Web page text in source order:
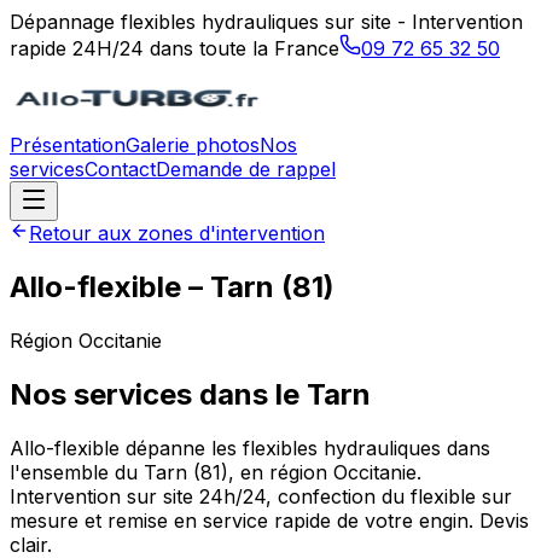
Dépannage flexibles hydrauliques sur site - Intervention
rapide 24H/24 dans toute la France
09 72 65 32 50
PrésentationGalerie photosNos
servicesContactDemande de rappel
Retour aux zones d'intervention
Allo-flexible – Tarn (81)
Région Occitanie
Nos services dans le Tarn
Allo-flexible dépanne les flexibles hydrauliques dans
l'ensemble du Tarn (81), en région Occitanie.
Intervention sur site 24h/24, confection du flexible sur
mesure et remise en service rapide de votre engin. Devis
clair.